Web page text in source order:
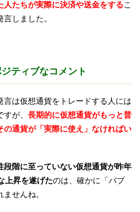
人たちが実際に決済や送金をするこ
しました。
ティブなコメント
言は仮想通貨をトレードする人には
が、 長期的に仮想通貨がもっと普
の通貨が「実際に使え」なければい
段階に至っていない仮想通貨が昨年
上昇を遂げたのは、確かに「バブ
せんね。